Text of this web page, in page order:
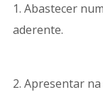
1. Abastecer
aderente.
2. Apresentar